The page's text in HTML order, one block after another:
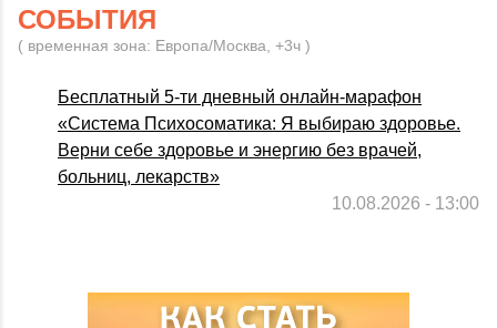
СОБЫТИЯ
( временная зона: Европа/Москва, +3ч )
Бесплатный 5-ти дневный онлайн-марафон
«Система Психосоматика: Я выбираю здоровье.
Верни себе здоровье и энергию без врачей,
больниц, лекарств»
10.08.2026 - 13:00